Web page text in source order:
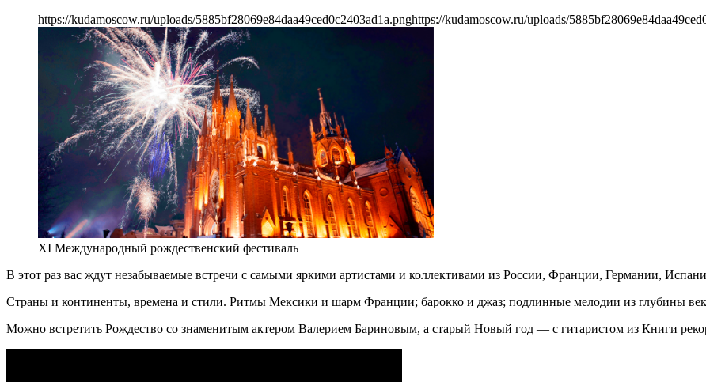
https://kudamoscow.ru/uploads/5885bf28069e84daa49ced0c2403ad1a.pnghttps://kudamoscow.ru/uploads/
XI Международный рождественский фестиваль
В этот раз вас ждут незабываемые встречи с самыми яркими артистами и коллективами из России, Франции, Германии,
Страны и континенты, времена и стили. Ритмы Мексики и шарм Франции; барокко и джаз; подлинные мелодии из глубины
Можно встретить Рождество со знаменитым актером Валерием Бариновым, а старый Новый год — с гитаристом из Книги